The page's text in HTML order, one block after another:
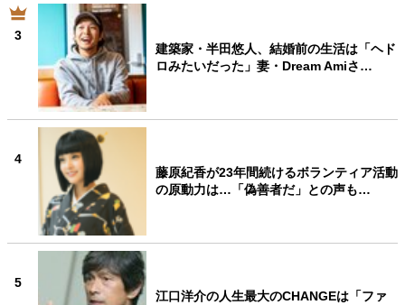
3
建築家・半田悠人、結婚前の生活は「ヘド
ロみたいだった」妻・Dream Amiさ…
4
藤原紀香が23年間続けるボランティア活動
の原動力は…「偽善者だ」との声も…
5
江口洋介の人生最大のCHANGEは「ファ